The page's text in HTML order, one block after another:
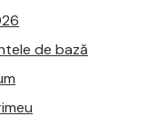
de bază